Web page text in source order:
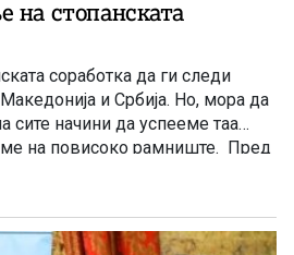
на стопанската
соработка да ги следи
и Србија. Но, мора да
сите начини да успееме таа
на повисоко рамниште. Пред
милијарда евра, годинава е 1,4
две милијарди евра.
намера, кои може тоа да